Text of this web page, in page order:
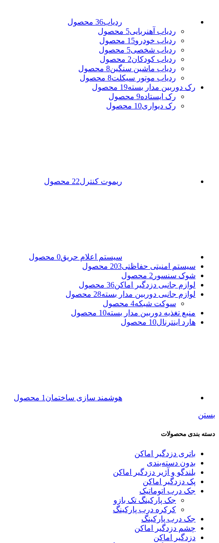
ردیاب36 محصول
ردیاب آهنربایی5 محصول
ردیاب خودرو15 محصول
ردیاب شخصی5 محصول
ردیاب کودکان2 محصول
ردیاب ماشین سنگین8 محصول
ردیاب موتور سیکلت8 محصول
رک دوربین مدار بسته19 محصول
رک ایستاده9 محصول
رک دیواری10 محصول
ریموت کنترل22 محصول
سیستم اعلام حریق0 محصول
سیستم امنیتی حفاظتی203 محصول
شوک سنسور 2 محصول
لوازم جانبی دزدگیر اماکن36 محصول
لوازم جانبی دوربین مدار بسته28 محصول
سوکت شبکه4 محصول
منبع تغذیه دوربین مدار بسته10 محصول
هارد اینترنال10 محصول
هوشمند سازی ساختمان 1 محصول
بستن
دسته بندی محصولات
باتری دزدگیر اماکن
بدون دسته‌بندی
بلندگو و آژیر دزدگیر اماکن
پک دزدگیر اماکن
جک درب اتوماتیک
جک پارکینگ تک بازو
کرکره درب پارکینگ
جک درب پارکینگ
چشم دزدگیر اماکن
دزدگیر اماکن